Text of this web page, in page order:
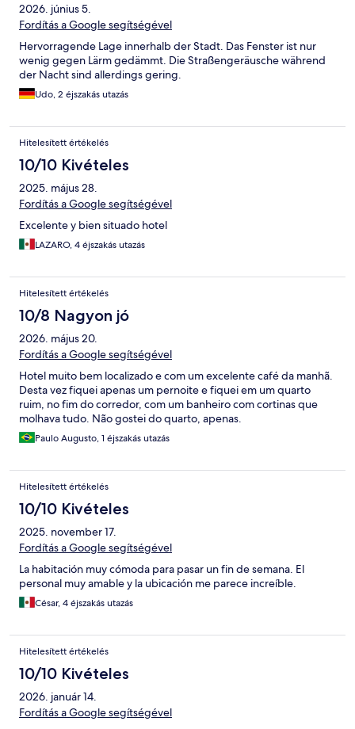
2026. június 5.
Fordítás a Google segítségével
Hervorragende Lage innerhalb der Stadt. Das Fenster ist nur
wenig gegen Lärm gedämmt. Die Straßengeräusche während
der Nacht sind allerdings gering.
Udo, 2 éjszakás utazás
Hitelesített értékelés
10/10 Kivételes
2025. május 28.
Fordítás a Google segítségével
Excelente y bien situado hotel
LAZARO, 4 éjszakás utazás
Hitelesített értékelés
10/8 Nagyon jó
2026. május 20.
Fordítás a Google segítségével
Hotel muito bem localizado e com um excelente café da manhã.
Desta vez fiquei apenas um pernoite e fiquei em um quarto
ruim, no fim do corredor, com um banheiro com cortinas que
molhava tudo. Não gostei do quarto, apenas.
Paulo Augusto, 1 éjszakás utazás
Hitelesített értékelés
10/10 Kivételes
2025. november 17.
Fordítás a Google segítségével
La habitación muy cómoda para pasar un fin de semana. El
personal muy amable y la ubicación me parece increíble.
César, 4 éjszakás utazás
Hitelesített értékelés
10/10 Kivételes
2026. január 14.
Fordítás a Google segítségével